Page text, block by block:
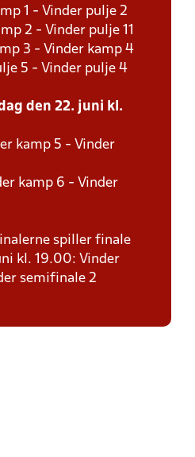
1 - Vinder pulje 2
2 - Vinder pulje 11
3 - Vinder kamp 4
5 - Vinder pulje 4
den 22. juni kl.
kamp 5 - Vinder
kamp 6 - Vinder
spiller finale
kl. 19.00: Vinder
semifinale 2